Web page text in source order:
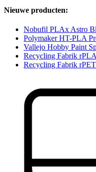
Nieuwe producten:
Nobufil PLAx Astro
Polymaker HT-PLA
Vallejo Hobby Paint
Recycling Fabrik
Recycling Fabrik